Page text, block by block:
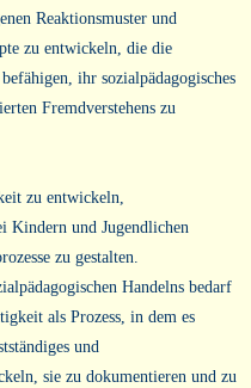
Reaktionsmuster und
zu entwickeln, die die
ihr sozialpädagogisches
Fremdverstehens zu
zu entwickeln,
Kindern und Jugendlichen
zu gestalten.
Handelns bedarf
als Prozess, in dem es
und
sie zu dokumentieren und zu